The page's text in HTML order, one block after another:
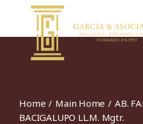
Home Main Home
AB.
BACIGALUPO LL.M. Mgtr.